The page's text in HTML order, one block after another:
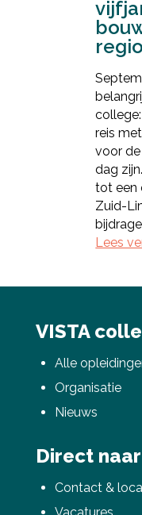
regio
reis
voor
dag
tot een
Zuid-
Lees
VISTA
Alle
Organisatie
Nieuws
Direct naar
Contact &